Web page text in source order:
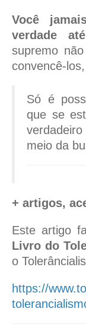
Você
verdade
supremo
convencê-
Só é
que se
meio da
+ artigos,
Este artigo
Livro do
o
https://